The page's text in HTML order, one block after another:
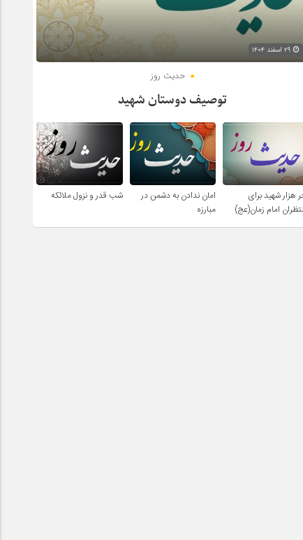
حدیث روز
توصیف دوستان شهید
هزار شهید برای
امام زمان(عج)
امان ندادن به دشمن در
مبارزه
شب قدر و نزول ملائکه